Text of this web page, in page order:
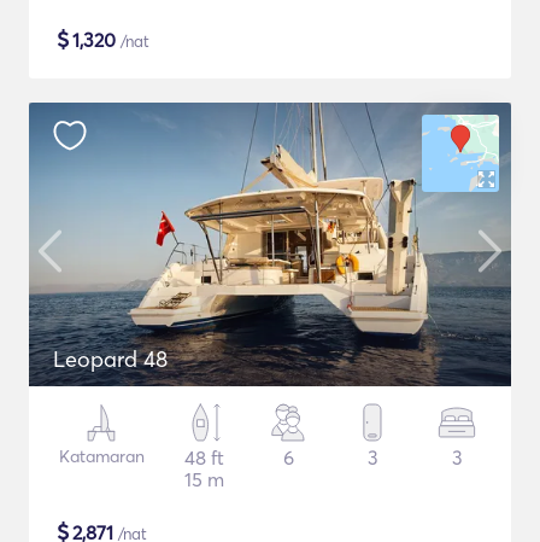
$1,320 /nat
Leopard 48
Katamaran
48 ft
15 m
6 3 3
$2,871 /nat